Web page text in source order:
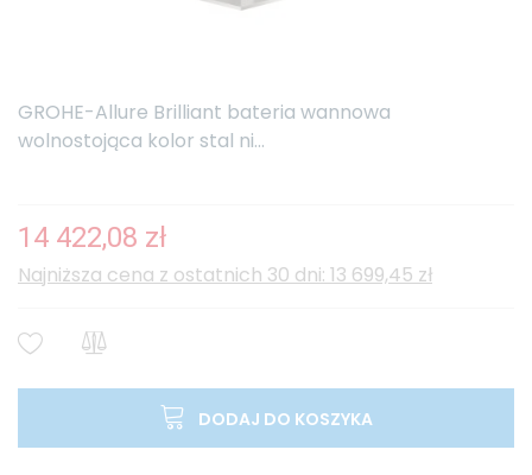
GROHE-Allure Brilliant bateria wannowa
wolnostojąca kolor stal ni...
14 422,08 zł
Najniższa cena z ostatnich 30 dni: 13 699,45 zł
DODAJ DO KOSZYKA